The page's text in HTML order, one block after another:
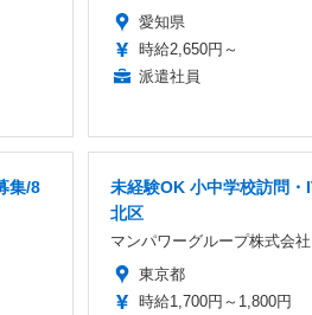
愛知県
時給2,650円～
派遣社員
集/8
未経験OK 小中学校訪問・
北区
マンパワーグループ株式会社
東京都
時給1,700円～1,800円